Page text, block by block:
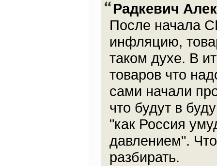
Радкевич
После начала
инфляцию,
таком духе. В
товаров что
сами начали
что будут в
"как Россия
давлением".
разбирать.